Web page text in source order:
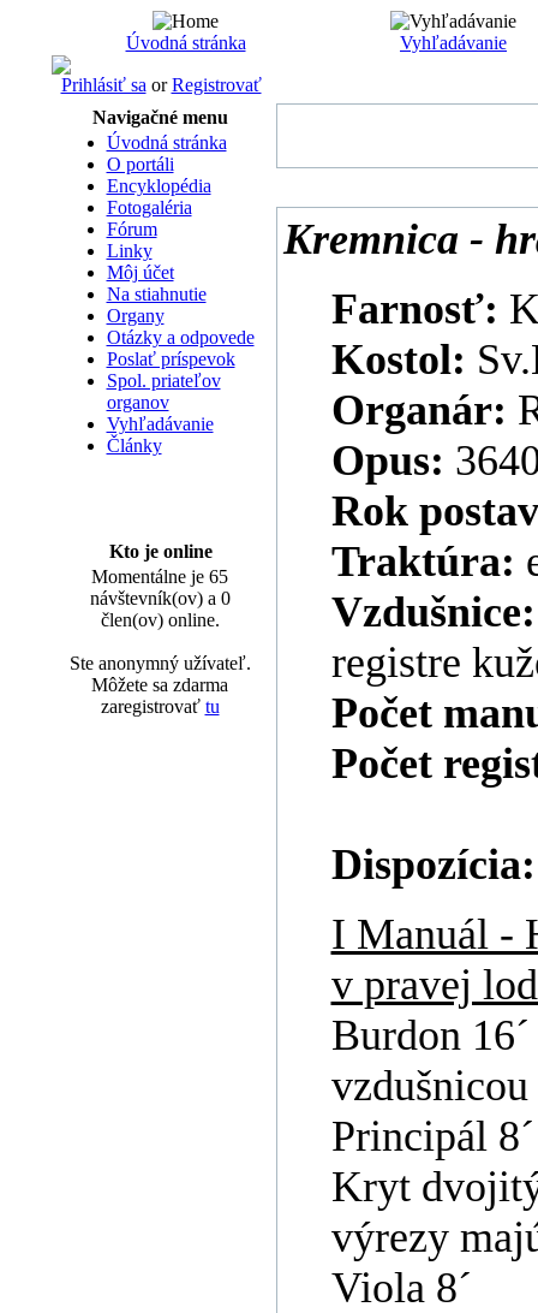
Úvodná stránka Vyhľadávanie
Prihlásiť sa orRegistrovať
Navigačné menu
Úvodná stránka
O portáli
Encyklopédia
Fotogaléria
Fórum
Linky
Môj účet
Na stiahnutie
Organy
Otázky a odpovede
Poslať príspevok
Spol. priateľov
organov
Vyhľadávanie
Články
Kto je online
Momentálne je 65
návštevník(ov) a 0
člen(ov) online.
Ste anonymný užívateľ.
Môžete sa zdarma
zaregistrovať tu
Kremnica -
Farnosť:
Kostol:
Organár:
Opus:
Rok
Traktúra:
registre
Počet
Počet
Dispozícia:
I Manuál -
v pravej
Burdon
Principál
Kryt
výrezy
Viola 8´